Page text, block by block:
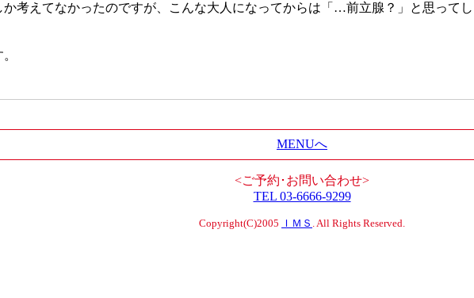
考えてなかったのですが、こんな大人になってからは「…前立腺？」と思ってし
MENUへ
<ご予約･お問い合わせ>
TEL 03-6666-9299
Copyright(C)2005 ＩＭＳ . All Rights Reserved.